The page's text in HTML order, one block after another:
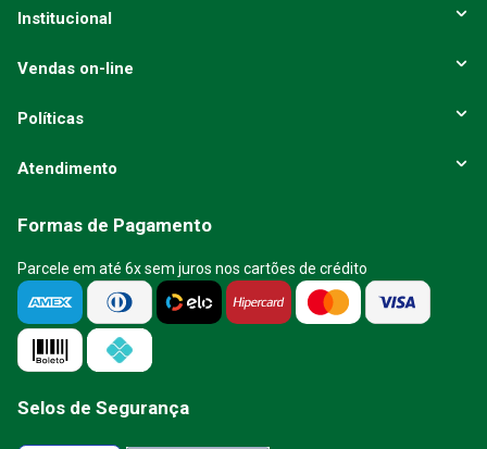
Institucional
Vendas on-line
Políticas
Atendimento
Formas de Pagamento
Parcele em até 6x sem juros nos cartões de crédito
Selos de Segurança